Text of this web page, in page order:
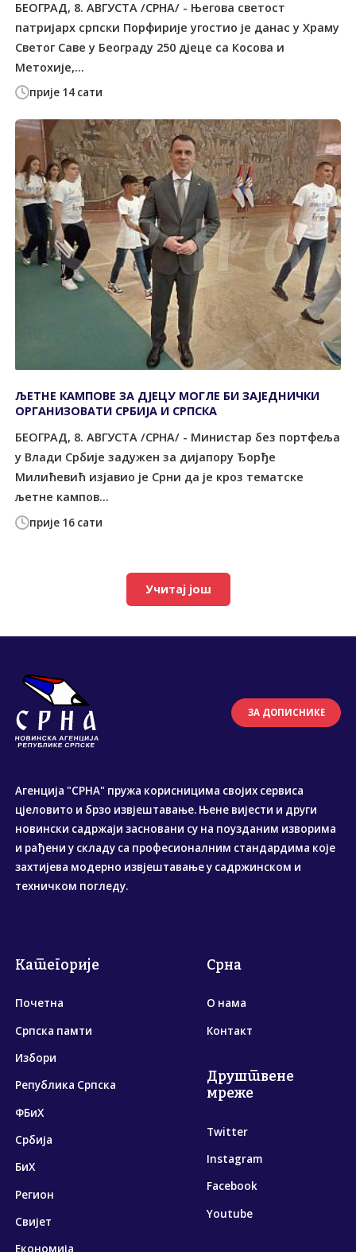
прије 14 сати
БЕОГРАД, 8. АВГУСТА /СРНА/ - Његова светост
патријарх српски Порфирије угостио је данас у Храму
Светог Саве у Београду 250 дјеце са Косова и
Метохије,...
прије 16 сати
ЉЕТНЕ КАМПОВЕ ЗА ДЈЕЦУ МОГЛЕ БИ ЗАЈЕДНИЧКИ
ОРГАНИЗОВАТИ СРБИЈА И СРПСКА
БЕОГРАД, 8. АВГУСТА /СРНА/ - Министар без портфеља
у Влади Србије задужен за дијапору Ђорђе
Милићевић изјавио је Срни да је кроз тематске
љетне кампов...
Учитај још
ЗА ДОПИСНИКЕ
Агенција "СРНА" пружа корисницима својих сервиса
цјеловито и брзо извјештавање. Њене вијести и други
новински садржаји засновани су на поузданим изворима
и рађени у складу са професионалним стандардима које
захтијева модерно извјештавање у садржинском и
техничком погледу.
Категорије
Почетна
Српска памти
Избори
Република Српска
ФБиХ
Србија
БиХ
Регион
Свијет
Економија
Срна
О нама
Контакт
Друштвене
мреже
Twitter
Instagram
Facebook
Youtube